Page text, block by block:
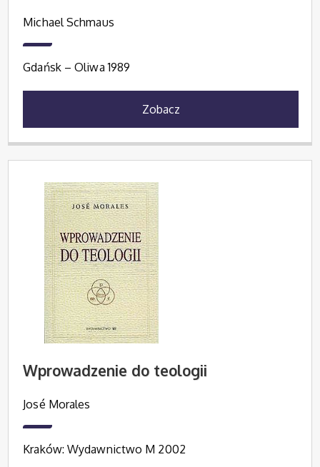
Michael Schmaus
Gdańsk – Oliwa 1989
Zobacz
Wprowadzenie do teologii
José Morales
Kraków: Wydawnictwo M 2002